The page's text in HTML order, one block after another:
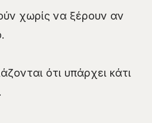
χωρίς να ξέρουν αν
ότι υπάρχει κάτι